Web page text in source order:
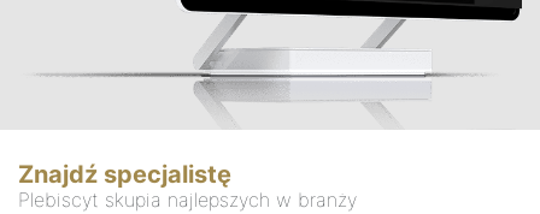
Znajdź specjalistę
Plebiscyt skupia najlepszych w branży